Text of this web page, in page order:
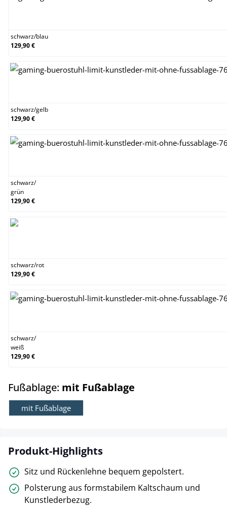
schwarz/blau
129,90 €
schwarz/gelb
129,90 €
schwarz/
grün
129,90 €
schwarz/rot
129,90 €
schwarz/
weiß
129,90 €
Fußablage: mit Fußablage
mit Fußablage
Produkt-Highlights
Sitz und Rückenlehne bequem gepolstert.
Polsterung aus formstabilem Kaltschaum und
Kunstlederbezug.